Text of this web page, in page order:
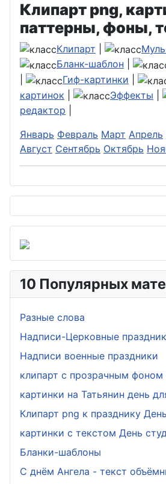
Клипарт png,
паттерны, фоны,
Клипарт
Бланк-шаблон
Гиф-картинки
картинок
Эффекты
редактор
Январь Февраль Март Апрель
Август Сентябрь Октябрь
10 Популярных
Разные слова
Надписи-Церковные
Надписи военные праздники
клипарт с прозрачным фоном
картинки на Татьянин день
Клипарт png к празднику
картинки с текстом День
Бланки-шаблоны
С днём Ангела - текст